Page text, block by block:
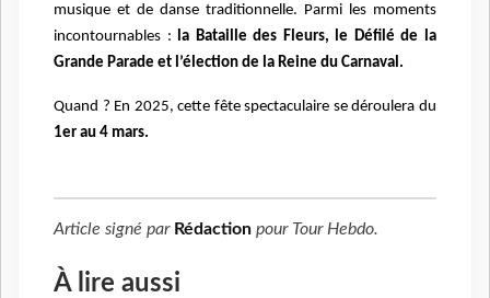
musique et de danse traditionnelle. Parmi les moments
incontournables :
la Bataille des Fleurs, le Défilé de la
Grande Parade et l’élection de la Reine du Carnaval.
Quand ? En 2025, cette fête spectaculaire se déroulera du
1er au 4 mars.
Article signé par Rédaction pour Tour Hebdo.
À lire aussi